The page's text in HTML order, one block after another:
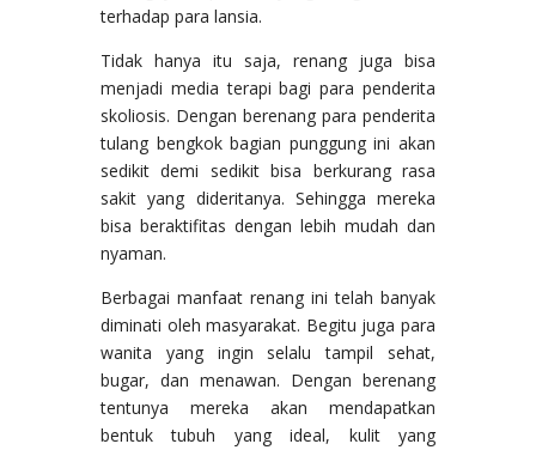
terhadap para lansia.
Tidak hanya itu saja, renang juga bisa
menjadi media terapi bagi para penderita
skoliosis. Dengan berenang para penderita
tulang bengkok bagian punggung ini akan
sedikit demi sedikit bisa berkurang rasa
sakit yang dideritanya. Sehingga mereka
bisa beraktifitas dengan lebih mudah dan
nyaman.
Berbagai manfaat renang ini telah banyak
diminati oleh masyarakat. Begitu juga para
wanita yang ingin selalu tampil sehat,
bugar, dan menawan. Dengan berenang
tentunya mereka akan mendapatkan
bentuk tubuh yang ideal, kulit yang